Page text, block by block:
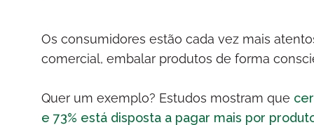
Os consumidores estão cada vez mais
comercial, embalar produtos de forma
Quer um exemplo? Estudos mostram que
e 73% está disposta a pagar mais por